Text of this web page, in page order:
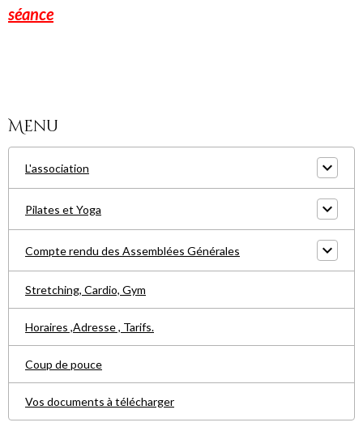
séance
Menu
L'association
Pilates et Yoga
Compte rendu des Assemblées Générales
Stretching, Cardio, Gym
Horaires ,Adresse , Tarifs.
Coup de pouce
Vos documents à télécharger